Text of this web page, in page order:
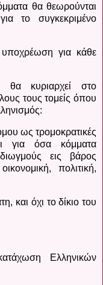
θα θεωρούνται
το συγκεκριμένο
για κάθε
θα κυριαρχεί στο
τους τομείς όπου
ως τρομοκρατικές
για όσα κόμματα
εις βάρος
πολιτική,
και όχι το δίκιο του
Ελληνικών